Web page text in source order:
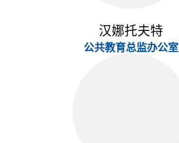
汉娜托夫特
公共教育总监办公室